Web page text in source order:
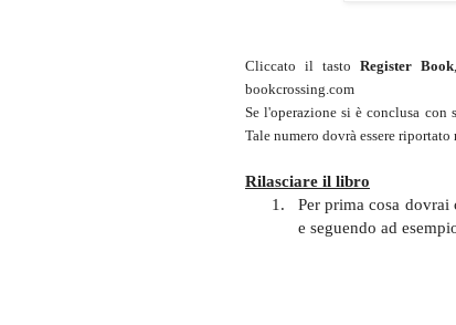
Cliccato il tastoRegister Book
bookcrossing.com
Se l'operazione si è conclusa
Tale numero dovrà essere
Rilasciare il libro
1.
Per prima cosa
e seguendo ad